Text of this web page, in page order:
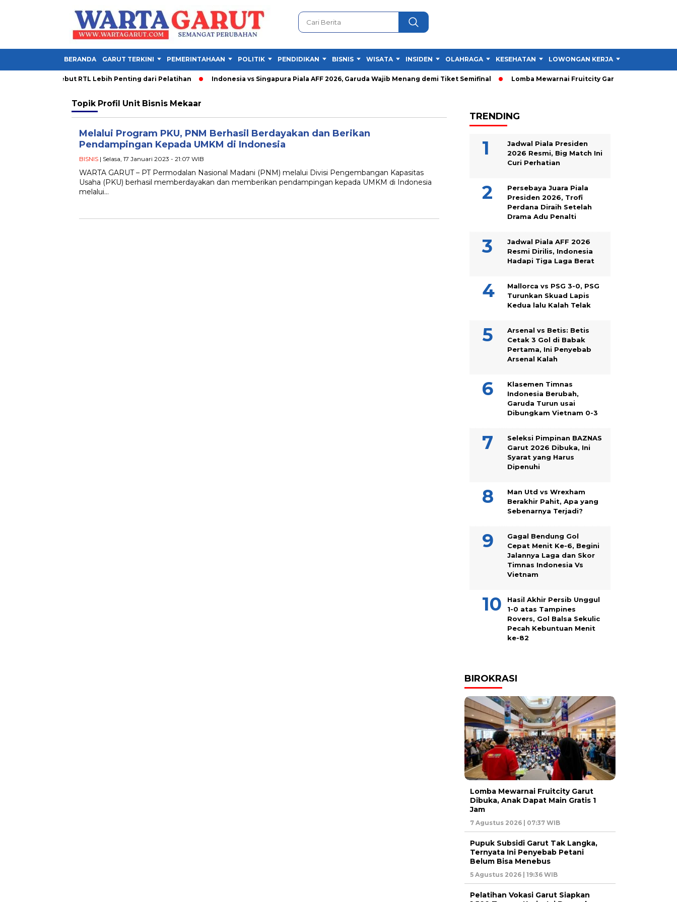
BERANDA GARUT TERKINI PEMERINTAHAAN POLITIK PENDIDIKAN BISNIS WISATA INSIDEN OLAHRAGA KESEHATAN LOWONGAN KERJA
PDM Garut Sebut RTL Lebih Penting dari Pelatihan Indonesia vs Singapura Piala AFF 2026, Garuda Wajib Menang demi Tiket Semifinal Lomba Mewarnai Fruitcity Garut Dibuka, Anak
Topik Profil Unit Bisnis Mekaar
Melalui Program PKU, PNM Berhasil Berdayakan dan Berikan
Pendampingan Kepada UMKM di Indonesia
BISNIS | Selasa, 17 Januari 2023 - 21:07 WIB
WARTA GARUT – PT Permodalan Nasional Madani (PNM) melalui Divisi Pengembangan Kapasitas
Usaha (PKU) berhasil memberdayakan dan memberikan pendampingan kepada UMKM di Indonesia
melalui…
TRENDING
Jadwal Piala Presiden
2026 Resmi, Big Match Ini
Curi Perhatian
Persebaya Juara Piala
Presiden 2026, Trofi
Perdana Diraih Setelah
Drama Adu Penalti
Jadwal Piala AFF 2026
Resmi Dirilis, Indonesia
Hadapi Tiga Laga Berat
Mallorca vs PSG 3-0, PSG
Turunkan Skuad Lapis
Kedua lalu Kalah Telak
Arsenal vs Betis: Betis
Cetak 3 Gol di Babak
Pertama, Ini Penyebab
Arsenal Kalah
Klasemen Timnas
Indonesia Berubah,
Garuda Turun usai
Dibungkam Vietnam 0-3
Seleksi Pimpinan BAZNAS
Garut 2026 Dibuka, Ini
Syarat yang Harus
Dipenuhi
Man Utd vs Wrexham
Berakhir Pahit, Apa yang
Sebenarnya Terjadi?
Gagal Bendung Gol
Cepat Menit Ke-6, Begini
Jalannya Laga dan Skor
Timnas Indonesia Vs
Vietnam
Hasil Akhir Persib Unggul
1-0 atas Tampines
Rovers, Gol Balsa Sekulic
Pecah Kebuntuan Menit
ke-82
BIROKRASI
Lomba Mewarnai Fruitcity Garut
Dibuka, Anak Dapat Main Gratis 1
Jam
7 Agustus 2026 | 07:37 WIB
Pupuk Subsidi Garut Tak Langka,
Ternyata Ini Penyebab Petani
Belum Bisa Menebus
5 Agustus 2026 | 19:36 WIB
Pelatihan Vokasi Garut Siapkan